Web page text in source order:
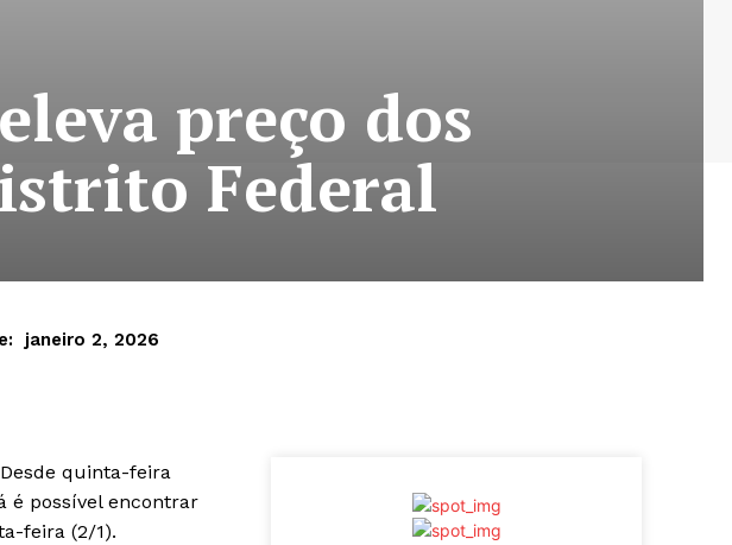
preço dos
Federal
janeiro 2, 2026
quinta-feira
é possível encontrar
feira (2/1).